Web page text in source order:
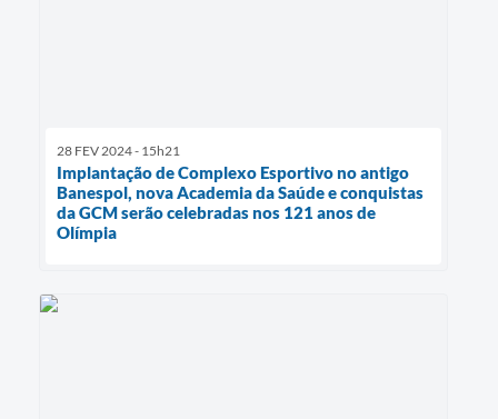
28 FEV 2024 - 15h21
Implantação de Complexo Esportivo no antigo
Banespol, nova Academia da Saúde e conquistas
da GCM serão celebradas nos 121 anos de
Olímpia